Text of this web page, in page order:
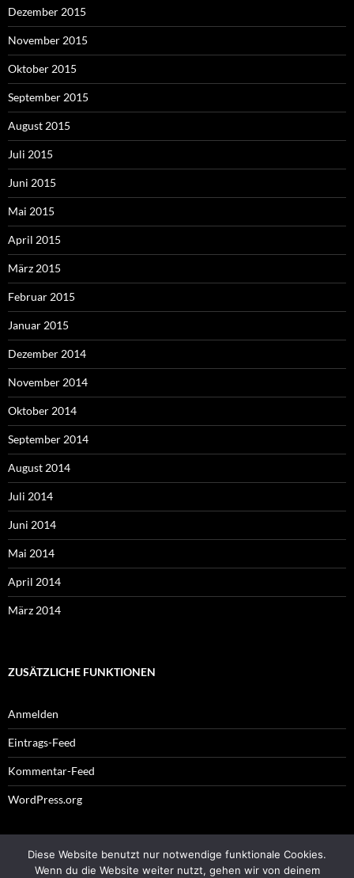
Dezember 2015
November 2015
Oktober 2015
September 2015
August 2015
Juli 2015
Juni 2015
Mai 2015
April 2015
März 2015
Februar 2015
Januar 2015
Dezember 2014
November 2014
Oktober 2014
September 2014
August 2014
Juli 2014
Juni 2014
Mai 2014
April 2014
März 2014
ZUSÄTZLICHE FUNKTIONEN
Anmelden
Eintrags-Feed
Kommentar-Feed
WordPress.org
Impressum
Diese Website benutzt nur notwendige funktionale Cookies.
Wenn du die Website weiter nutzt, gehen wir von deinem